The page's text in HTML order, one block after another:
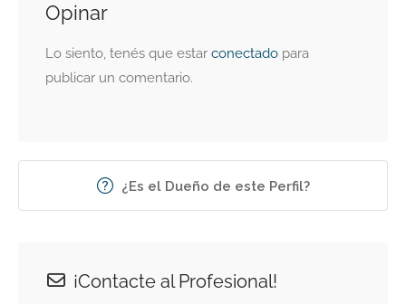
Opinar
Lo siento, tenés que estar conectado para
publicar un comentario.
¿Es el Dueño de este Perfil?
¡Contacte al Profesional!